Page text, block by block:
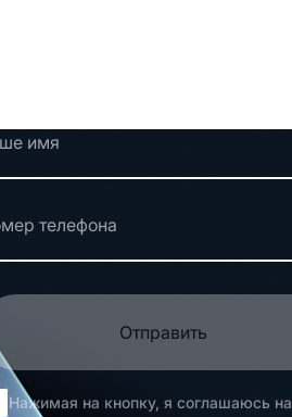
Отправить
Нажимая на кнопку, я соглашаюсь на